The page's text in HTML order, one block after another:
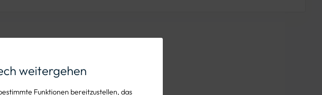
Bevor Sie zu phm-innotech weitergehen
Funktionen bereitzustellen, das